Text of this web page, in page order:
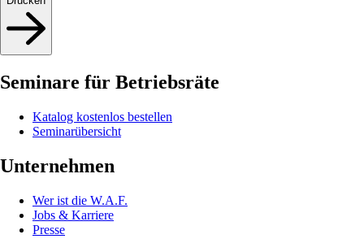
Seminare für Betriebsräte
Katalog kostenlos bestellen
Seminarübersicht
Unternehmen
Wer ist die W.A.F.
Jobs & Karriere
Presse